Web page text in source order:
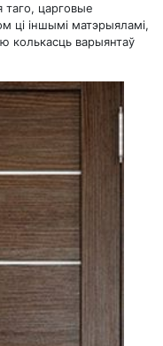
царговые
ці іншымі матэрыяламі,
колькасць варыянтаў